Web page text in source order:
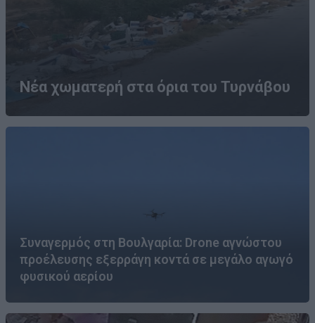
Νέα χωματερή στα όρια του Τυρνάβου
Συναγερμός στη Βουλγαρία: Drone αγνώστου
προέλευσης εξερράγη κοντά σε μεγάλο αγωγό
φυσικού αερίου